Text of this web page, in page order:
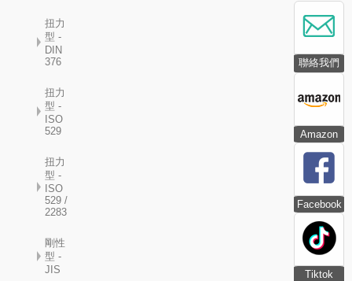
聯絡我們
Amazon
Facebook
Tiktok
扭力
型 -
DIN
376
扭力
型 -
ISO
529
扭力
型 -
ISO
529 /
2283
剛性
型 -
JIS